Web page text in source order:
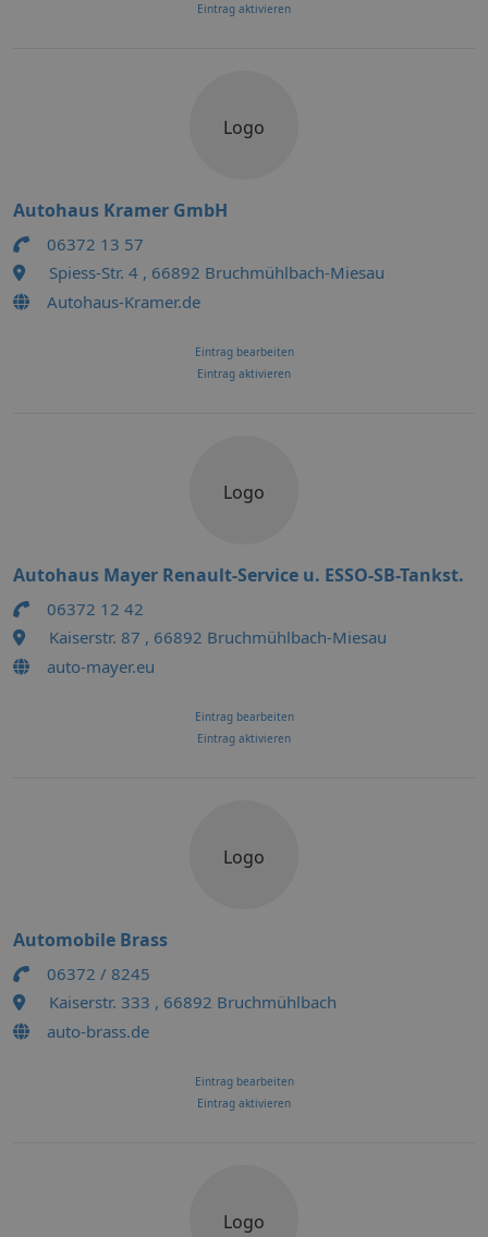
Eintrag aktivieren
Logo
Autohaus Kramer GmbH
06372 13 57
Spiess-Str. 4 , 66892 Bruchmühlbach-Miesau
Autohaus-Kramer.de
Eintrag bearbeiten
Eintrag aktivieren
Logo
Autohaus Mayer Renault-Service u. ESSO-SB-Tankst.
06372 12 42
Kaiserstr. 87 , 66892 Bruchmühlbach-Miesau
auto-mayer.eu
Eintrag bearbeiten
Eintrag aktivieren
Logo
Automobile Brass
06372 / 8245
Kaiserstr. 333 , 66892 Bruchmühlbach
auto-brass.de
Eintrag bearbeiten
Eintrag aktivieren
Logo